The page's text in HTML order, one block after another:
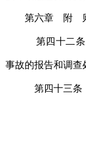
第六章 附
第四十二条 国
事故的报告和调查
第四十三条 本